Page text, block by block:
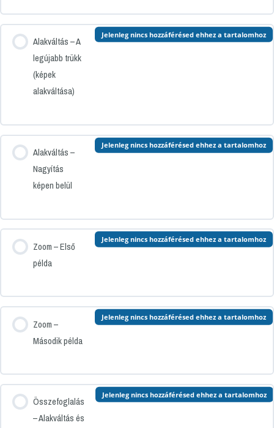
Alakváltás – A
legújabb trükk
(képek
alakváltása)
Jelenleg nincs hozzáférésed ehhez a tartalomhoz
Alakváltás –
Nagyítás
képen belül
Jelenleg nincs hozzáférésed ehhez a tartalomhoz
Zoom – Első
példa
Jelenleg nincs hozzáférésed ehhez a tartalomhoz
Zoom –
Második példa
Jelenleg nincs hozzáférésed ehhez a tartalomhoz
Összefoglalás
– Alakváltás és
Jelenleg nincs hozzáférésed ehhez a tartalomhoz